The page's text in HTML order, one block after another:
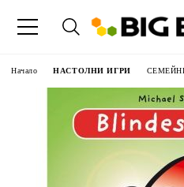
Начало НАСТОЛНИ ИГРИ